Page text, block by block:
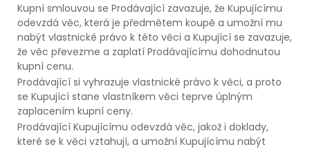
Kupní smlouvou se Prodávající zavazuje, že Kupujícímu
odevzdá věc, která je předmětem koupě a umožní mu
nabýt vlastnické právo k této věci a Kupující se zavazuje,
že věc převezme a zaplatí Prodávajícímu dohodnutou
kupní cenu.
Prodávající si vyhrazuje vlastnické právo k věci, a proto
se Kupující stane vlastníkem věci teprve úplným
zaplacením kupní ceny.
Prodávající Kupujícímu odevzdá věc, jakož i doklady,
které se k věci vztahují, a umožní Kupujícímu nabýt